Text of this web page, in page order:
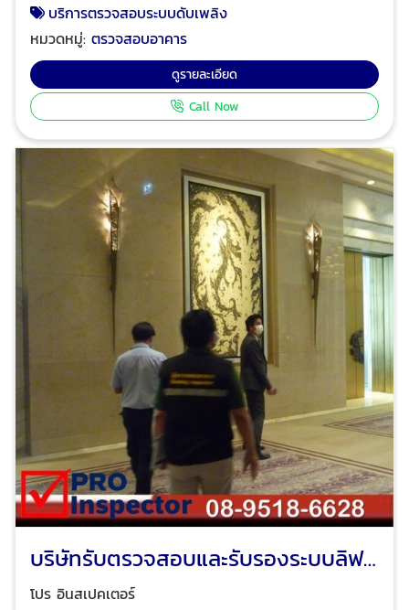
แจ้งเหตุเพลิงไหม้ทั้งระบบ บำรุงรักษา PM ทำความสะอาด
อุปกรณ์ระบบแจ้งเหตุ โปร อินสเปคเตอร์ ทีมงานวิศวกร
มืออาชีพ ผู้เชี่ยวชาญด้านการให้บริการตรวจสอบอาคาร
ตรวจสอบและรับรองการจัดการพลังงาน ตรวจสอบและ
รับรองระบบไฟฟ้าประจำปี ตรวจสอบระบบแจ้งเหตุเพลิงไหม้
ความปลอดภัยประเภทต่างๆ ตามกฎหมาย ได้รับความไว้
วางใจจากบริษัทชั้นนำระดับแนวหน้าของไทย และโรงงานชั้น
นำของไทย
บริการตรวจสอบระบบดับเพลิง
หมวดหมู่:ตรวจสอบอาคาร
ดูรายละเอียด
Call Now
บริษัทรับตรวจสอบและรับรองระบบลิฟต์
ประจำปี
โปร อินสเปคเตอร์